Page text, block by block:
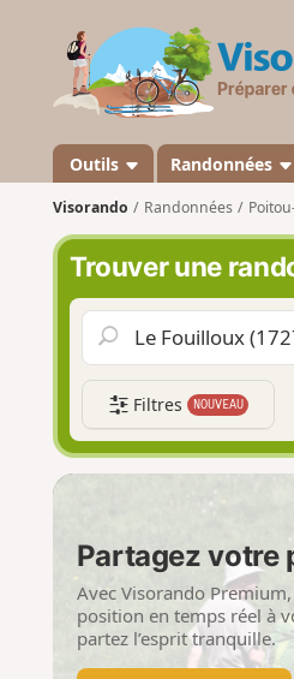
Outils Randonnées
Visorando Randonnées
Trouver une
Filtres NOUVEAU
Partagez votre
Avec Visorando
position en temps réel à
partez l’esprit tranquille.